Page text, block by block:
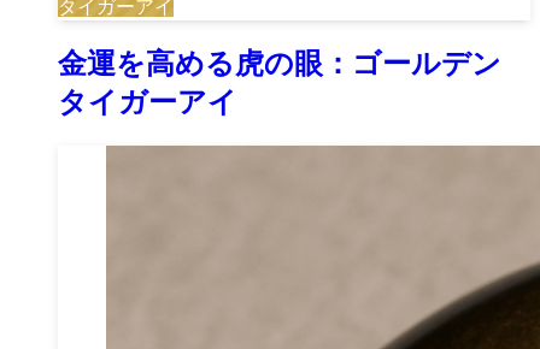
タイガーアイ
金運を高める虎の眼：ゴールデン
タイガーアイ